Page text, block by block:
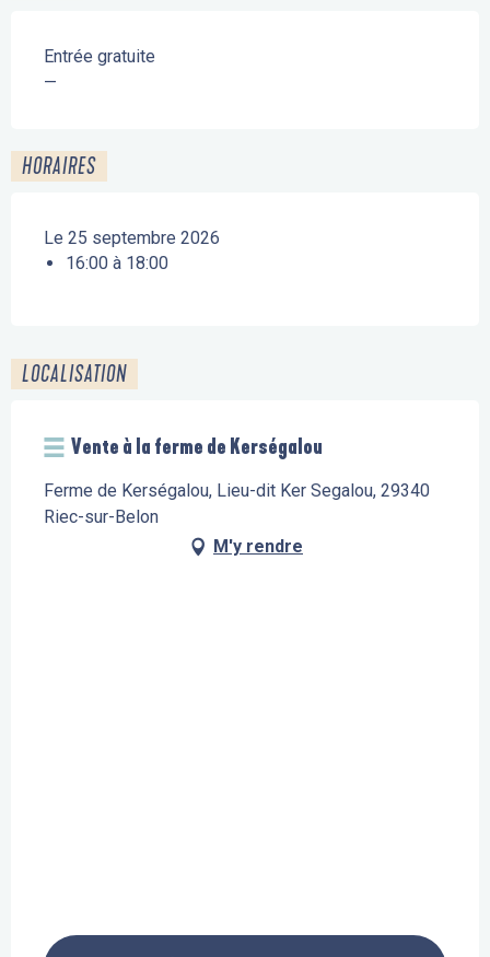
Entrée gratuite
—
HORAIRES
Le 25 septembre 2026
16:00 à 18:00
LOCALISATION
Vente à la ferme de Kerségalou
Ferme de Kerségalou, Lieu-dit Ker Segalou, 29340
Riec-sur-Belon
M'y rendre